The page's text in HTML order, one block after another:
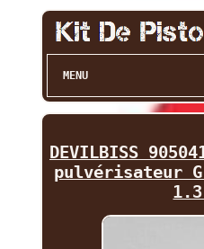
MENU
DEVILBISS
pulvérisateur